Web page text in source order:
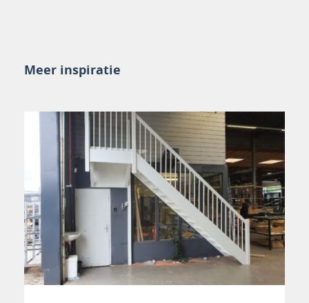
Meer inspiratie